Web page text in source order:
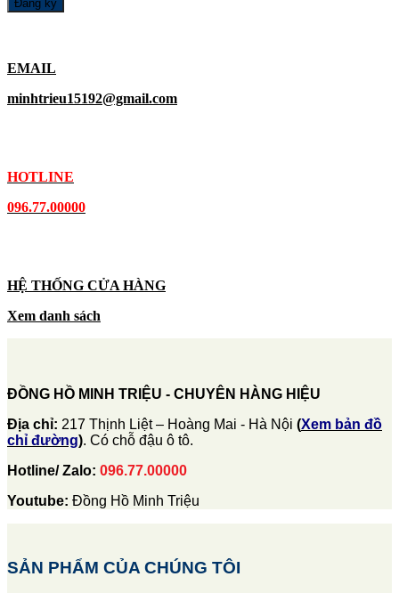
EMAIL
minhtrieu15192@gmail.com
HOTLINE
096.77.00000
HỆ THỐNG CỬA HÀNG
Xem danh sách
ĐỒNG HỒ MINH TRIỆU - CHUYÊN HÀNG HIỆU
Địa chỉ: 217 Thịnh Liệt – Hoàng Mai - Hà Nội (Xem bản đồ
chỉ đường). Có chỗ đậu ô tô.
Hotline/ Zalo: 096.77.00000
Youtube: Đồng Hồ Minh Triệu
SẢN PHẨM CỦA CHÚNG TÔI